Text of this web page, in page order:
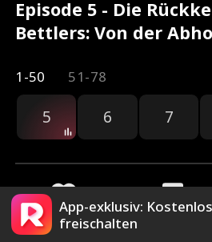
Episode 5 - Die
Bettlers: Von der
1-50 51-78
5 6 7
1.5k
App-exklusiv: Kostenlos
freischalten